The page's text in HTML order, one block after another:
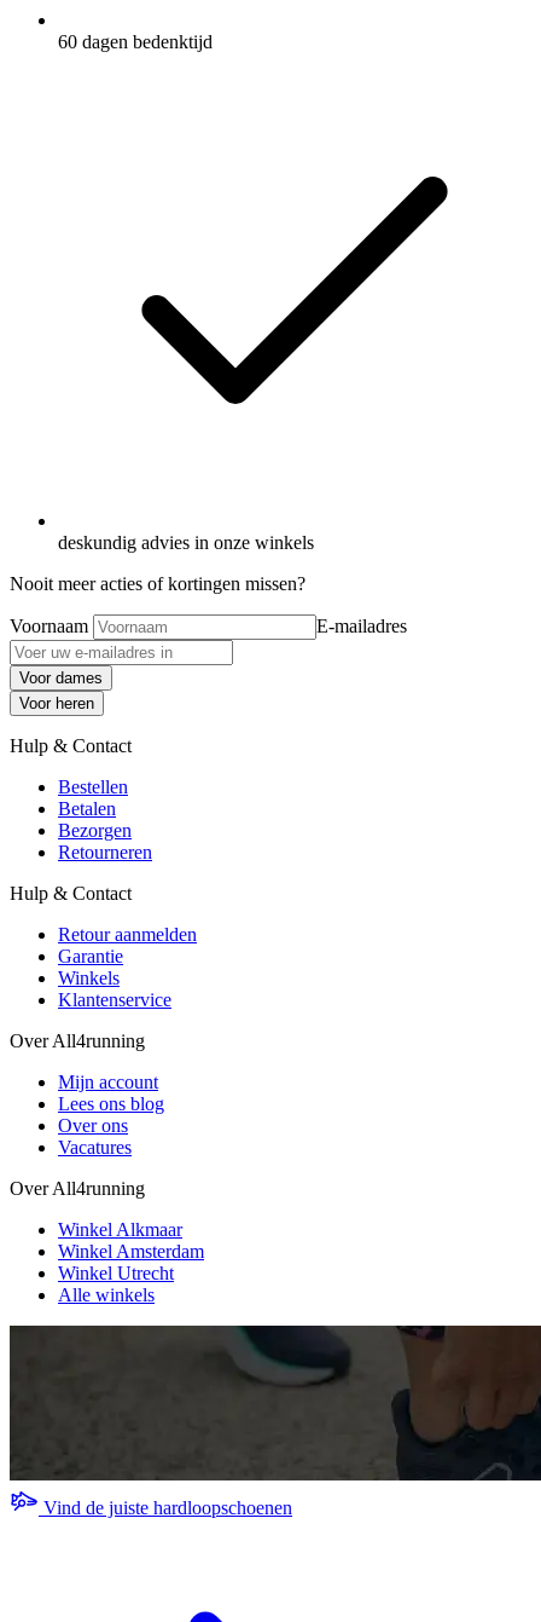
60 dagen bedenktijd
deskundig advies in onze winkels
Nooit meer acties of kortingen missen?
Voornaam E-mailadres
Voor dames
Voor heren
Hulp & Contact
Bestellen
Betalen
Bezorgen
Retourneren
Hulp & Contact
Retour aanmelden
Garantie
Winkels
Klantenservice
Over All4running
Mijn account
Lees ons blog
Over ons
Vacatures
Over All4running
Winkel Alkmaar
Winkel Amsterdam
Winkel Utrecht
Alle winkels
Vind de juiste hardloopschoenen